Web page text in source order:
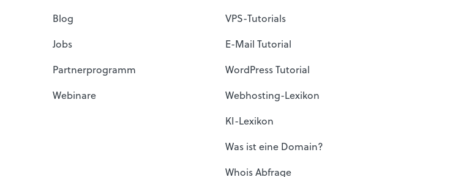
Blog
Jobs
Partnerprogramm
Webinare
VPS-Tutorials
E-Mail Tutorial
WordPress Tutorial
Webhosting-Lexikon
KI-Lexikon
Was ist eine Domain?
Whois Abfrage